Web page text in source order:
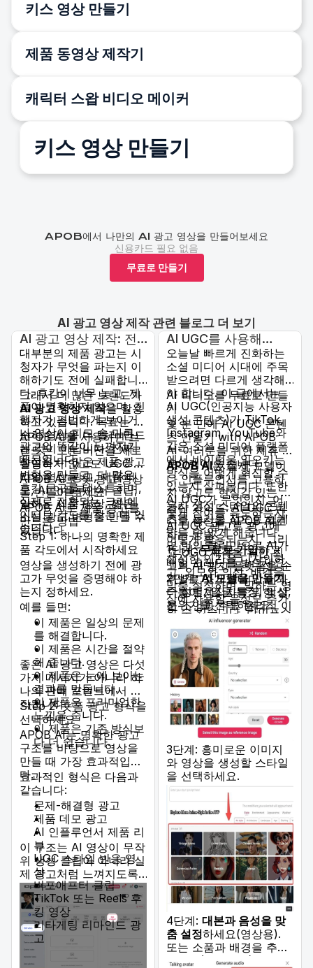
키스 영상 만들기
제품 동영상 제작기
캐릭터 스왑 비디오 메이커
키스 영상 만들기
APOB에서 나만의 AI 광고 영상을 만들어보세요
신용카드 필요 없음
무료로 만들기
AI 광고 영상 제작 관련 블로그 더 보기
AI 광고 영상 제작: 전
환되는 제품 광고를 더
빠르게 만드는 법
대부분의 제품 광고는 시
청자가 무엇을 파는지 이
해하기도 전에 실패합니
다. 후킹이 너무 늦고, 제
품이 명확하지 않으며, 진
행자가 평범하게 보이거
나 영상이 피드 속 다른
광고와 똑같이 느껴지기
때문입니다.
그래서 더 많은 브랜드가
AI 광고 영상 제작을 활용
하고 있습니다. 목표는 단
순히 영상을 더 빨리 만드
는 것이 아닙니다. 진짜
장점은 더 많은 제품 광고
변형을 만들고, 더 많은
후킹 문구를 테스트하며,
실제로 전환되는 크리에
이티브 각도를 찾는 데 있
습니다.
APOB AI를 사용하면 브
랜드는 모든 버전을 새로
촬영하지 않고도 UGC 스
타일 영상 광고, 제품 데
모, AI 인플루언서 클립,
말하는 제품 영상, 짧은
소셜 광고 변형을 만들 수
있습니다.
APOB AI로 첫 광고 영상
을 만들어 보세요
APOB AI로 제품 광고를
만드는 방법
Step 1: 하나의 명확한 제
품 각도에서 시작하세요
영상을 생성하기 전에 광
고가 무엇을 증명해야 하
는지 정하세요.
예를 들면:
이 제품은 일상의 문제
를 해결합니다.
이 제품은 시간을 절약
해 줍니다.
이 제품은 눈에 보이는
결과를 만듭니다.
이 제품은 프리미엄한
느낌을 줍니다.
이 제품은 기존 방식보
다 더 쉽습니다.
좋은 AI 광고 영상은 다섯
가지 메시지가 아니라 하
나의 판매 포인트에서 시
작됩니다.
Step 2: 숏폼 광고 형식을
선택하세요
APOB AI는 명확한 광고
구조를 바탕으로 영상을
만들 때 가장 효과적입니
다.
효과적인 형식은 다음과
같습니다:
문제-해결형 광고
제품 데모 광고
AI 인플루언서 제품 리
뷰
UGC 스타일 반응 영
상
비포애프터 클립
TikTok 또는 Reels 후
킹 영상
리타게팅 리마인드 광
고
이 구조는 AI 영상이 무작
위 생성 클립이 아니라 실
제 광고처럼 느껴지도록
도와줍니다.
AI UGC를 사용해
TikTok, Instagram 및
YouTube에서 바이럴
되는 방법
오늘날 빠르게 진화하는
소셜 미디어 시대에 주목
받으려면 다르게 생각해
야 합니다. 이 글에서는
AI UGC(인공지능 사용자
생성 콘텐츠)가 TikTok,
Instagram, YouTube와
같은 소셜 미디어 플랫폼
에서 바이럴을 일으키는
방식을 어떻게 혁신할 수
있는지 살펴봅니다. 또한
AI UGC가 무엇인지, 어
떻게 참여를 유도하는지,
AI UGC 광고로 광고에
어떻게 활용되는지, 그리
고 UGC 제작을 위한 최
고의 AI 광고 플랫폼을 순
위별로 소개합니다. 이와
더불어 제작자를 위한 실
전 조언과 주요 윤리적 이
슈도 다루며, 이 강력한
새로운 콘텐츠 제작 지평
에서 수익을 내는 방법에
대한 완전한 가이드를 제
공합니다.
AI 비디오를 무료로 만들
기
몇 분 만에 AI UGC 콘텐
츠 만들기 with APOB
AI-여러분을 위한 제휴 프
로그램이 있습니다
APOB AI는 실제 모델이
나 인플루언서를 고용하
지 않고도 현실감 있는 사
용자 생성 스타일의 콘텐
츠를 놀라울 정도로 쉽게
만들 수 있게 해줍니다.
몇 번의 클릭만으로 AI가
생성한 인간을 디자인하
고, 외모와 의상, 배경을
맞춤 설정하며, 말하는 영
상에 사용할 음성도 추가
할 수 있습니다. 라이프스
타일 사진, Instagram 스
토리, TikTok 영상, 제품
리뷰 콘텐츠를 생성하기
에 완벽한 도구이며, 모두
여러분의 브랜드에 맞게
구성됩니다.
간단 가이드:AI UGC 비
디오 생성을 APOB AI로
하는 방법
1단계:무료로 가입하고
매일 크레딧을 받으세요.
2단계:AI 모델을 만들기
— 성별, 얼굴 특징, 의상,
분위기를 선택하세요.
3단계: 흥미로운 이미지
와 영상을 생성할 스타일
을 선택하세요.
4단계: 대본과 음성을 맞
춤 설정하세요(영상용).
또는 소품과 배경을 추가
하세요(이미지용).